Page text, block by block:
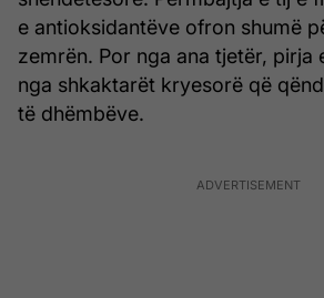
e antioksidantëve ofron shumë
zemrën. Por nga ana tjetër, pirja
nga shkaktarët kryesorë që
të dhëmbëve.